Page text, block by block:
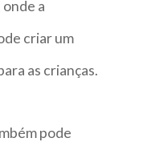
a
criar um
as crianças.
pode